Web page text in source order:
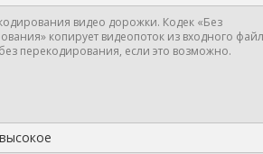
видео дорожки. Кодек «Без
копирует видеопоток из входного
перекодирования, если это возможно.